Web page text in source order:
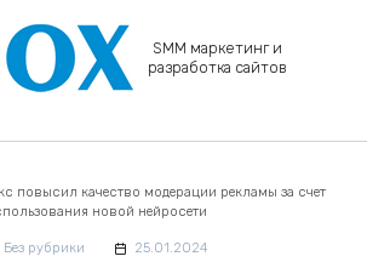
SMM маркетинг и
разработка сайтов
повысил качество модерации рекламы за счет
новой нейросети
Без рубрики 25.01.2024